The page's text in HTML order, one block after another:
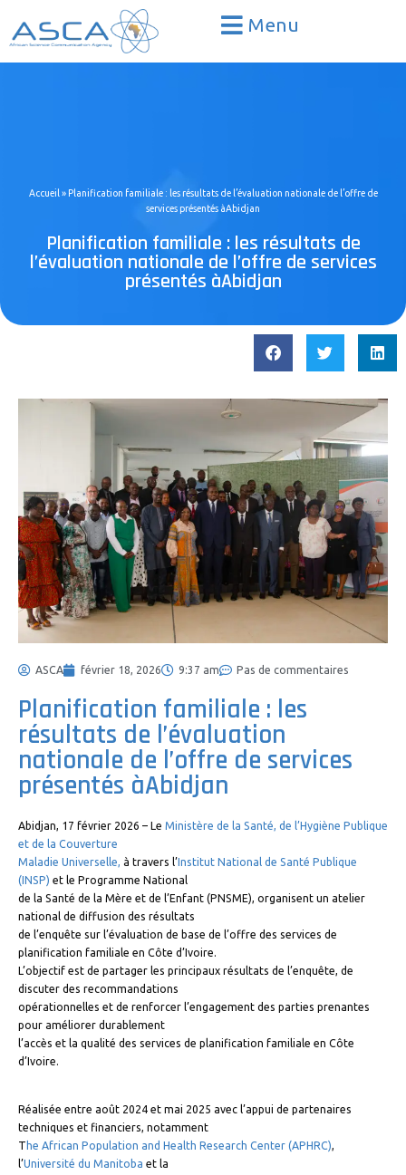
Menu
Accueil » Planification familiale : les résultats de l’évaluation nationale de l’offre de
services présentés àAbidjan
Planification familiale : les résultats de
l’évaluation nationale de l’offre de services
présentés àAbidjan
ASCA février 18, 2026 9:37 am Pas de commentaires
Planification familiale : les
résultats de l’évaluation
nationale de l’offre de services
présentés àAbidjan
Abidjan, 17 février 2026 – Le Ministère de la Santé, de l’Hygiène Publique
et de la Couverture
Maladie Universelle, à travers l’Institut National de Santé Publique
(INSP) et le Programme National
de la Santé de la Mère et de l’Enfant (PNSME), organisent un atelier
national de diffusion des résultats
de l’enquête sur l’évaluation de base de l’offre des services de
planification familiale en Côte d’Ivoire.
L’objectif est de partager les principaux résultats de l’enquête, de
discuter des recommandations
opérationnelles et de renforcer l’engagement des parties prenantes
pour améliorer durablement
l’accès et la qualité des services de planification familiale en Côte
d’Ivoire.
Réalisée entre août 2024 et mai 2025 avec l’appui de partenaires
techniques et financiers, notamment
T he African Population and Health Research Center (APHRC),
l’Université du Manitoba et la